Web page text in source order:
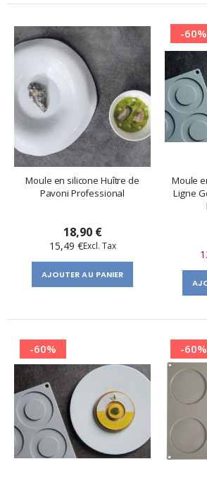
Moule en silicone Huître de
Pavoni Professional
18,90 €
15,49 €
AJOUTER AU PANIER
-60%
Moule
Ligne
-60% -60%